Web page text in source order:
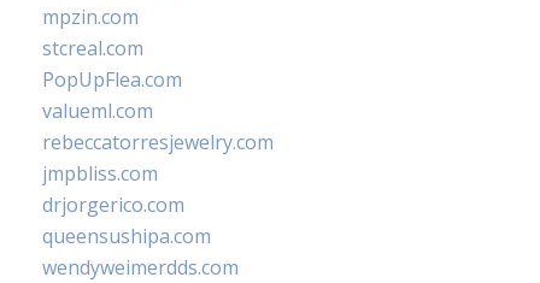
mpzin.com
stcreal.com
PopUpFlea.com
valueml.com
rebeccatorresjewelry.com
jmpbliss.com
drjorgerico.com
queensushipa.com
wendyweimerdds.com